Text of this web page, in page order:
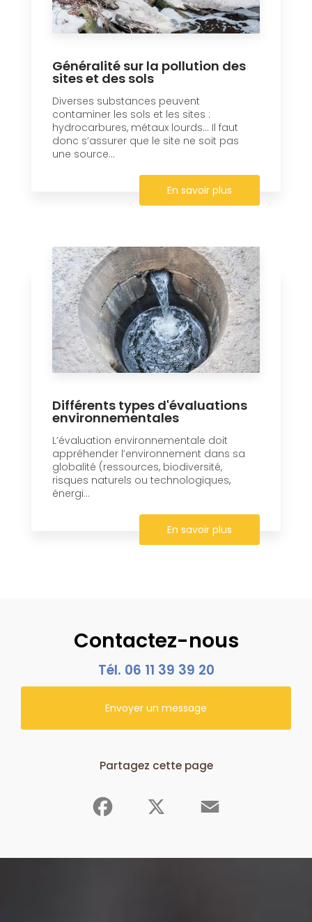
Généralité sur la pollution des
sites et des sols
Diverses substances peuvent
contaminer les sols et les sites :
hydrocarbures, métaux lourds… Il faut
donc s’assurer que le site ne soit pas
une source...
En savoir plus
Différents types d'évaluations
environnementales
L’évaluation environnementale doit
appréhender l’environnement dans sa
globalité (ressources, biodiversité,
risques naturels ou technologiques,
énergi...
En savoir plus
Contactez-nous
Tél. 06 11 39 39 20
Envoyer un message
Partagez cette page